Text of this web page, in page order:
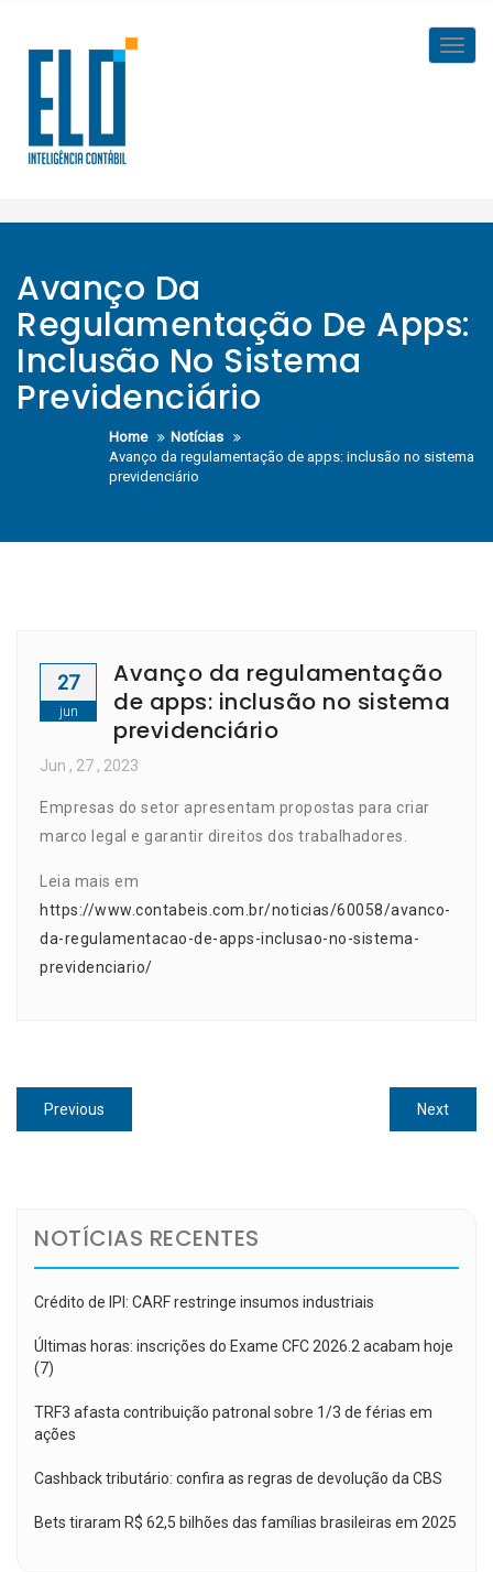
content
Avanço Da
Regulamentação De Apps:
Inclusão No Sistema
Previdenciário
Home
Notícias
Avanço da regulamentação de apps: inclusão no sistema
previdenciário
27
jun
Avanço da regulamentação
de apps: inclusão no sistema
previdenciário
Jun , 27 , 2023
Empresas do setor apresentam propostas para criar
marco legal e garantir direitos dos trabalhadores.
Leia mais em
https://www.contabeis.com.br/noticias/60058/avanco-
da-regulamentacao-de-apps-inclusao-no-sistema-
previdenciario/
Navegação
de
Previous
post:
NextNext
post:
NOTÍCIAS RECENTES
Crédito de IPI: CARF restringe insumos industriais
Últimas horas: inscrições do Exame CFC 2026.2 acabam hoje
(7)
TRF3 afasta contribuição patronal sobre 1/3 de férias em
ações
Cashback tributário: confira as regras de devolução da CBS
Bets tiraram R$ 62,5 bilhões das famílias brasileiras em 2025